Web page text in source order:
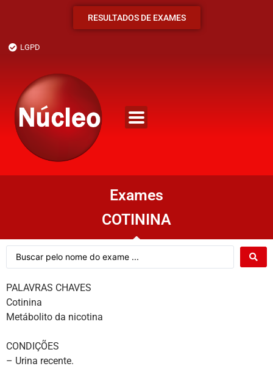
RESULTADOS DE EXAMES
LGPD
Exames
COTININA
PALAVRAS CHAVES
Cotinina
Metábolito da nicotina
CONDIÇÕES
– Urina recente.